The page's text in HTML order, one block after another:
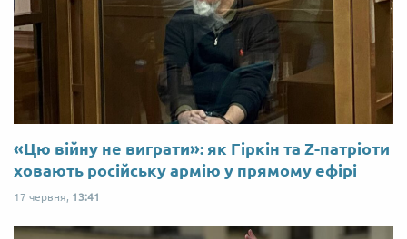
«Цю війну не виграти»: як Гіркін та Z-патріоти
ховають російську армію у прямому ефірі
17 червня, 13:41